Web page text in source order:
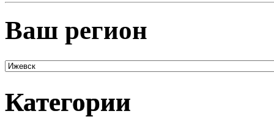
Ваш регион
Категории